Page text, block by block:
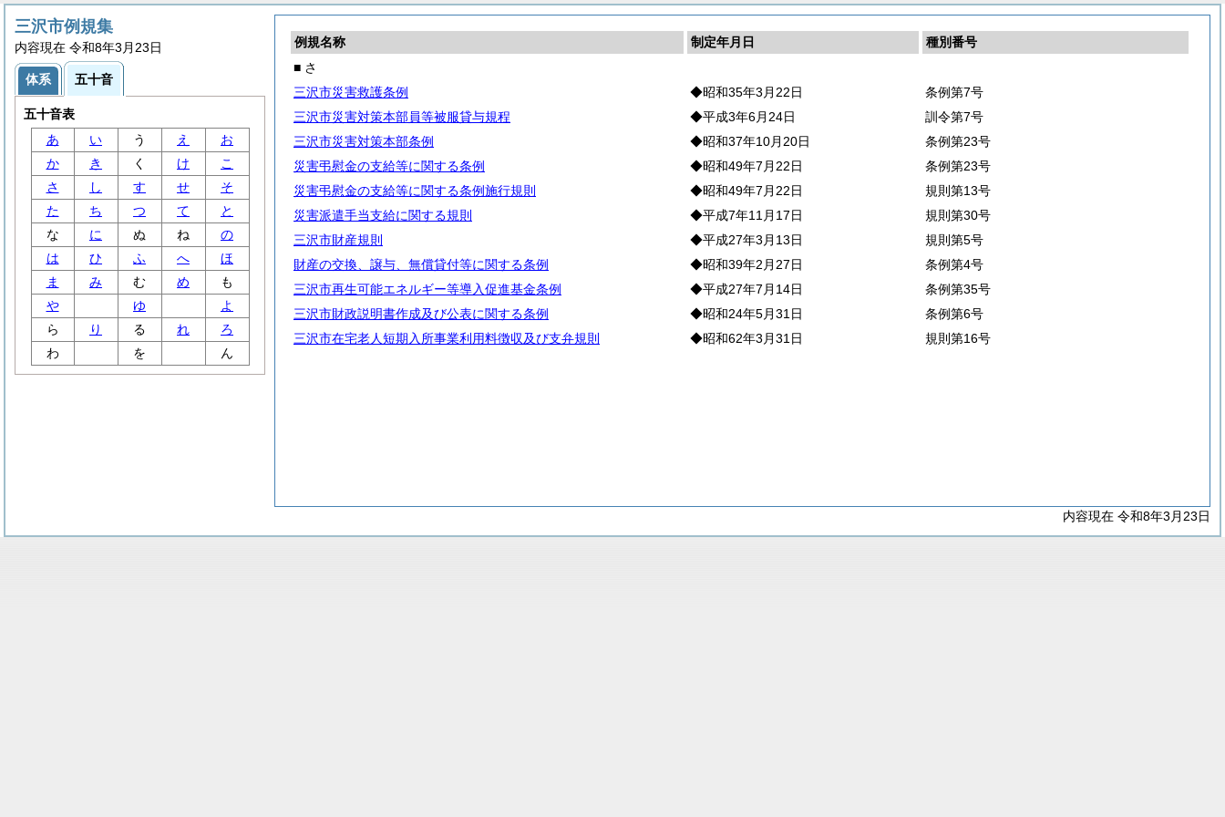
例規名称 制定年月日
種別番号
■ さ
三沢市災害救護条例
◆昭和35年3月22日
条例第7号
三沢市災害対策本部員等被服貸与規程
◆平成3年6月24日
訓令第7号
三沢市災害対策本部条例
◆昭和37年10月20日
条例第23号
災害弔慰金の支給等に関する条例
◆昭和49年7月22日
条例第23号
災害弔慰金の支給等に関する条例施行規則
◆昭和49年7月22日
規則第13号
災害派遣手当支給に関する規則
◆平成7年11月17日
規則第30号
三沢市財産規則
◆平成27年3月13日
規則第5号
財産の交換、譲与、無償貸付等に関する条例
◆昭和39年2月27日
条例第4号
三沢市再生可能エネルギー等導入促進基金条例
◆平成27年7月14日
条例第35号
三沢市財政説明書作成及び公表に関する条例
◆昭和24年5月31日
条例第6号
三沢市在宅老人短期入所事業利用料徴収及び支弁規則
◆昭和62年3月31日 規則第16号
内容現在 令和8年3月23日
三沢市例規集
内容現在 令和8年3月23日
体系 五十音
五十音表
あ
い う え
お
か
き く け
こ
さ
し す せ
そ
た
ち つ て
と
な
に ぬ ね
の
は
ひ ふ へ
ほ
ま
み む め
も
や
ゆ
よ
ら
り る れ
ろ
わ
を ん